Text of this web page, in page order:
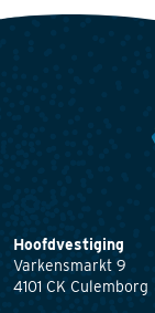
Hoofdvestiging
Varkensmarkt 9
4101 CK Culemborg